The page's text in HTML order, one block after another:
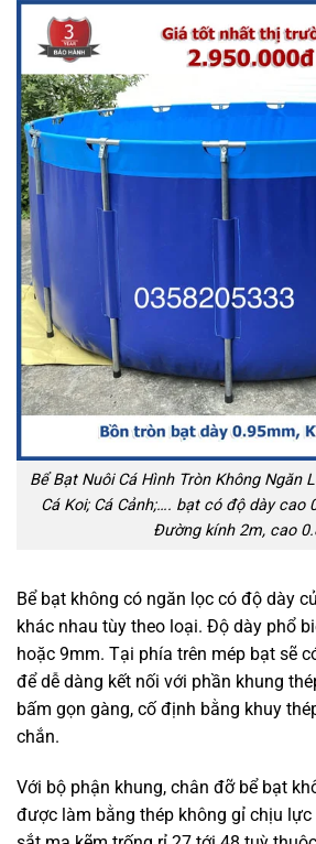
Bể Bạt Nuôi Cá Hình Tròn Không Ngăn
Cá Koi; Cá Cảnh;…. bạt có độ dày cao
Đường kính 2m, cao
Bể bạt không có ngăn lọc có độ dày
khác nhau tùy theo loại. Độ dày phổ
hoặc 9mm. Tại phía trên mép bạt sẽ
để dễ dàng kết nối với phần khung
bấm gọn gàng, cố định bằng khuy
chắn.
Với bộ phận khung, chân đỡ bể bạt
được làm bằng thép không gỉ chịu lực